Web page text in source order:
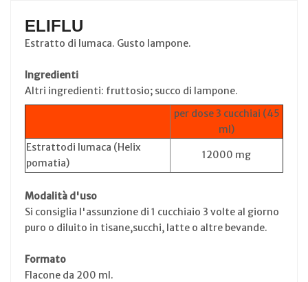
ELIFLU
Estratto di lumaca. Gusto lampone.
Ingredienti
Altri ingredienti: fruttosio; succo di lampone.
per dose 3 cucchiai (45
ml)
Estrattodi lumaca (Helix
pomatia)
12000 mg
Modalità d'uso
Si consiglia l'assunzione di 1 cucchiaio 3 volte al giorno
puro o diluito in tisane,succhi, latte o altre bevande.
Formato
Flacone da 200 ml.